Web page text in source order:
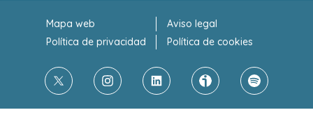
Mapa web
Aviso legal
Política de privacidad
Política de cookies